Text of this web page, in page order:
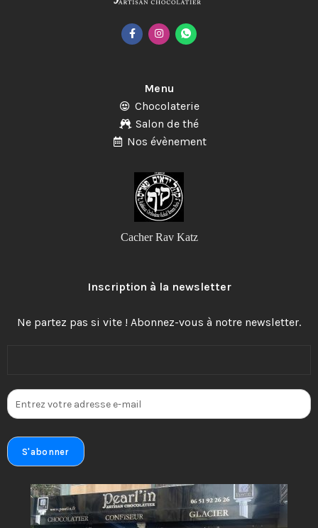
Menu
Chocolaterie
Salon de thé
Nos évènement
Cacher Rav Katz
Inscription à la newsletter
Ne partez pas si vite ! Abonnez-vous à notre newsletter.